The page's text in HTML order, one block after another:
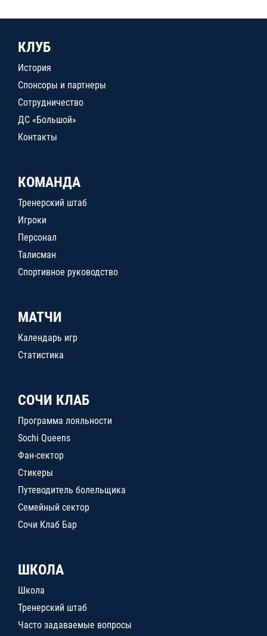
КЛУБ
История
Спонсоры и партнеры
Сотрудничество
ДС «Большой»
Контакты
КОМАНДА
Тренерский штаб
Игроки
Персонал
Талисман
Спортивное руководство
МАТЧИ
Календарь игр
Статистика
СОЧИ КЛАБ
Программа лояльности
Sochi Queens
Фан-сектор
Стикеры
Путеводитель болельщика
Семейный сектор
Сочи Клаб Бар
ШКОЛА
Школа
Тренерский штаб
Часто задаваемые вопросы